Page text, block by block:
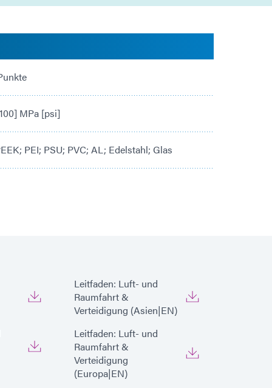
MPa [psi]
PEI; PSU; PVC; AL; Edelstahl; Glas
Leitfaden: Luft- und
Raumfahrt &
Verteidigung (Asien|EN)
Leitfaden: Luft- und
Raumfahrt &
Verteidigung
(Europa|EN)